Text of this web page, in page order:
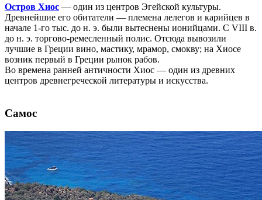
Остров Хиос — один из центров Эгейской культуры.
Древнейшие его обитатели — племена лелегов и карийцев в
начале 1-го тыс. до н. э. были вытеснены ионийцами. С VIII в.
до н. э. торгово-ремесленный полис. Отсюда вывозили
лучшие в Греции вино, мастику, мрамор, смокву; на Хиосе
возник первый в Греции рынок рабов.
Во времена ранней античности Хиос — один из древних
центров древнегреческой литературы и искусства.
Самос